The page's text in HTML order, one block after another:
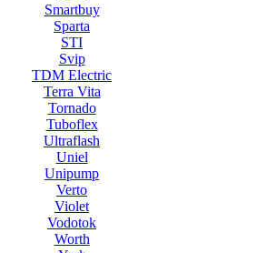
Smartbuy
Sparta
STI
Svip
TDM Electric
Terra Vita
Tornado
Tuboflex
Ultraflash
Uniel
Unipump
Verto
Violet
Vodotok
Worth